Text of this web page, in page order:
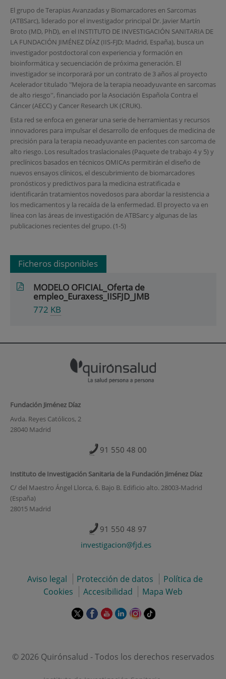
El grupo de Terapias Avanzadas y Biomarcadores en Sarcomas
(ATBSarc), liderado por el investigador principal Dr. Javier Martín
Broto (MD, PhD), en el INSTITUTO DE INVESTIGACIÓN SANITARIA DE
LA FUNDACIÓN JIMÉNEZ DÍAZ (IIS-FJD; Madrid, España), busca un
investigador postdoctoral con experiencia y formación en
bioinformática y secuenciación de próxima generación. El
investigador se incorporará por un contrato de 3 años al proyecto
Acelerador titulado '’Mejora de la terapia neoadyuvante en sarcomas
de alto riesgo'', financiado por la Asociación Española Contra el
Cáncer (AECC) y Cancer Research UK (CRUK).
Esta red se enfoca en generar una serie de herramientas y recursos
innovadores para impulsar el desarrollo de enfoques de medicina de
precisión para la terapia neoadyuvante en pacientes con sarcoma de
alto riesgo. Los resultados traslacionales (Paquete de trabajo 4 y 5) y
preclínicos basados ​​en técnicos OMICAs permitirán el diseño de
nuevos ensayos clínicos, el descubrimiento de biomarcadores
pronósticos y predictivos para la medicina estratificada e
identificarán tratamientos novedosos para abordar la resistencia a
los medicamentos y la recaída de la enfermedad. El proyecto va en
línea con las áreas de investigación de ATBSarc y algunas de las
publicaciones recientes del grupo. (1-5)
Ficheros disponibles
MODELO OFICIAL_Oferta de
empleo_Euraxess_IISFJD_JMB
772 KB
Fundación Jiménez Díaz
Avda. Reyes Católicos, 2
28040 Madrid
91 550 48 00
Instituto de Investigación Sanitaria de la Fundación Jiménez Díaz
C/ del Maestro Ángel Llorca, 6. Bajo B. Edificio alto. 28003-Madrid
(España)
28015 Madrid
91 550 48 97
investigacion@fjd.es
Aviso legal Protección de datos
Política de
Cookies
Accesibilidad Mapa Web
Este
en
ventana
Este
en
ventana
Este
en
ventana
Este
en
ventana
Este
en
ventana
Enlace
externa.
© 2026 Quirónsalud - Todos los derechos reservados